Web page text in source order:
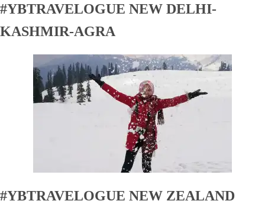
#YBTRAVELOGUE NEW DELHI-
KASHMIR-AGRA
#YBTRAVELOGUE NEW ZEALAND